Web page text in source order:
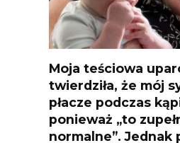
Moja teściowa
twierdziła, że mój
płacze podczas
ponieważ „to
normalne”. Jednak